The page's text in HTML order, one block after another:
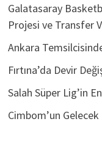
Galatasaray
Projesi ve Transfer
Ankara
Fırtına’da Devir
Salah Süper Lig’in
Cimbom’un